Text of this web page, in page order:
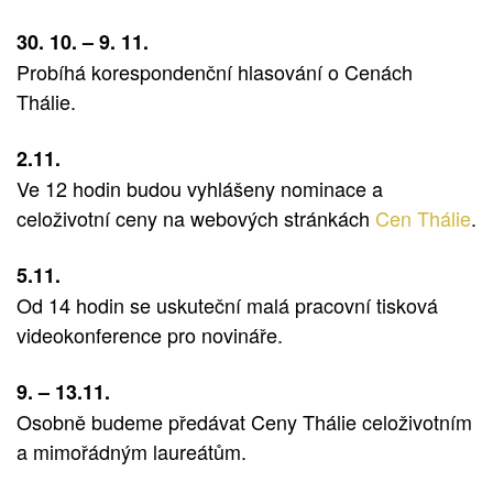
30. 10. – 9. 11.
Probíhá korespondenční hlasování o Cenách
Thálie.
2.11.
Ve 12 hodin budou vyhlášeny nominace a
celoživotní ceny na webových stránkách Cen Thálie.
5.11.
Od 14 hodin se uskuteční malá pracovní tisková
videokonference pro novináře.
9. – 13.11.
Osobně budeme předávat Ceny Thálie celoživotním
a mimořádným laureátům.